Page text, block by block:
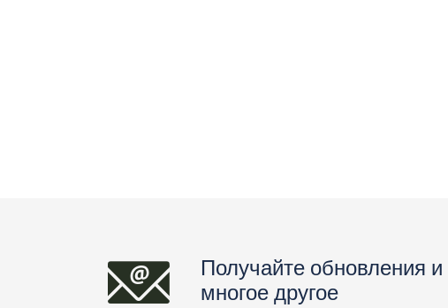
Получайте обновления и
многое другое